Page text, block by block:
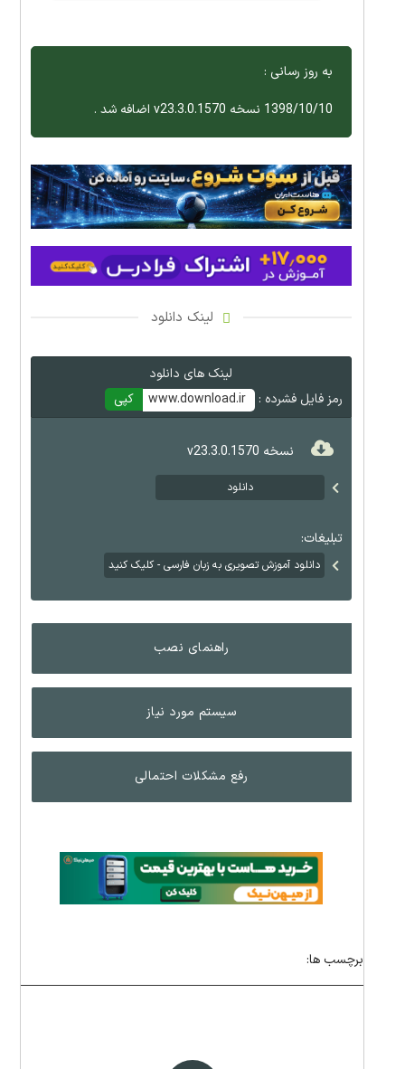
به روز رسانی :
1398/10/10 نسخه v23.3.0.1570 اضافه شد .
لینک دانلود
لینک های دانلود
رمز فایل فشرده :
www.download.ir کپی
نسخه v23.3.0.1570
دانلود
تبلیغات:
دانلود آموزش تصویری به زبان فارسی - کلیک کنید
راهنمای نصب
سیستم مورد نیاز
رفع مشکلات احتمالی
برچسب ها: